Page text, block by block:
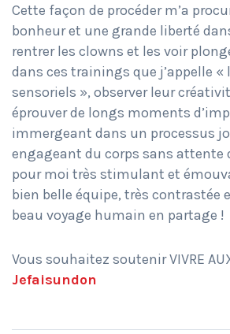
Cette façon de procéder m’a
bonheur et une grande liberté
rentrer les clowns et les voir
dans ces trainings que j’appelle «
sensoriels », observer leur
éprouver de longs moments
immergeant dans un processus
engageant du corps sans attente
pour moi très stimulant et
bien belle équipe, très contrastée
beau voyage humain en partage !
Vous souhaitez soutenir VIVRE
Jefaisundon